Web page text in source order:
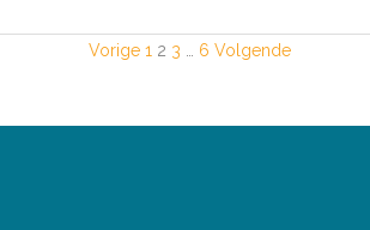
Vorige 1 2 3 6 Volgende